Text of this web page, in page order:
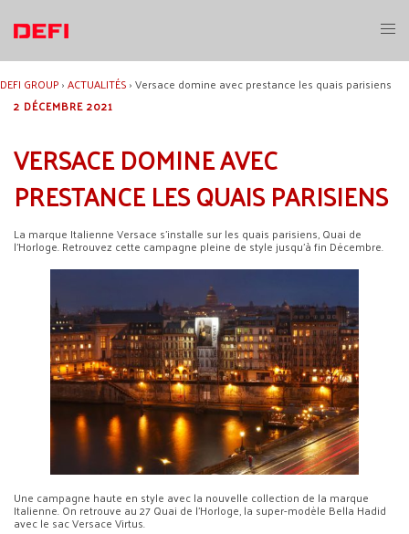
contenu
DEFI GROUP›ACTUALITÉS›Versace domine avec prestance les quais parisiens
2 DÉCEMBRE 2021
VERSACE DOMINE AVEC
PRESTANCE LES QUAIS PARISIENS
La marque Italienne Versace s’installe sur les quais parisiens, Quai de
l’Horloge. Retrouvez cette campagne pleine de style jusqu’à fin Décembre.
Une campagne haute en style avec la nouvelle collection de la marque
Italienne. On retrouve au 27 Quai de l’Horloge, la super-modèle Bella Hadid
avec le sac Versace Virtus.